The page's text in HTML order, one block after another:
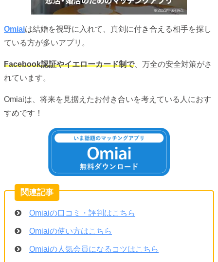
Omiaiは結婚を視野に入れて
真剣に付き合える相手を探し
ている方が多いアプリ。
Facebook認証やイエローカード制で、万全の安全対策がさ
れています。
Omiaiは、将来を見据えたお付き合いを考えている人におす
すめです！
Omiaiの口コミ・評判はこちら
Omiaiの使い方はこちら
Omiaiの人気会員になるコツはこちら